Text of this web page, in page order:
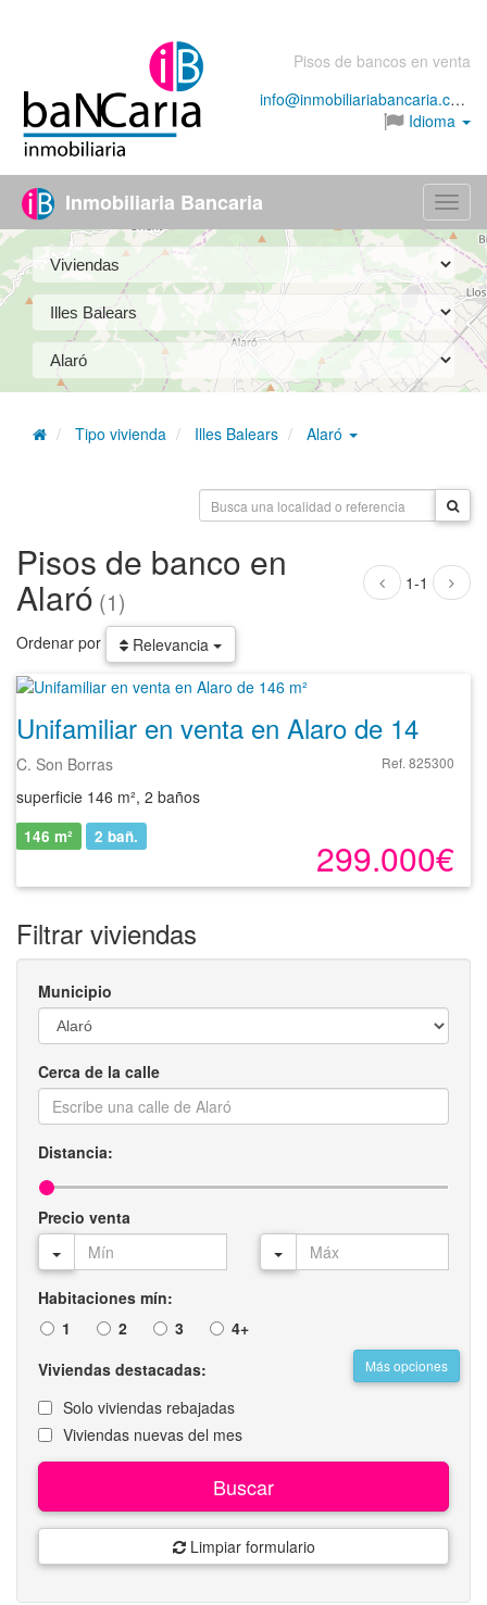
Pisos de bancos en venta
info@inmobiliariabancaria.com
Idioma
Menú
Inmobiliaria Bancaria
Tipo vivienda Illes Balears Alaró
1-1
Pisos de banco en
Alaró (1)
Ordenar por Relevancia
C. Son Borras Ref. 825300
superficie 146 m², 2 baños
299.000€
146 m² 2 bañ.
Filtrar viviendas
Municipio
Cerca de la calle
Distancia:
Precio venta
Habitaciones mín:
1
2 3 4+
Más opciones
Viviendas destacadas:
Solo viviendas rebajadas
Viviendas nuevas del mes
Buscar
Limpiar formulario